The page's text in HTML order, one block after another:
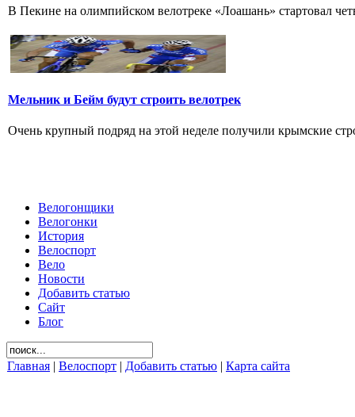
В Пекине на олимпийском велотреке «Лоашань» стартовал
Мельник и Бейм будут строить велотрек
Очень крупный подряд на этой неделе получили крымские
Велогонщики
Велогонки
История
Велоспорт
Вело
Новости
Добавить статью
Сайт
Блог
Главная | Велоспорт | Добавить статью | Карта сайта